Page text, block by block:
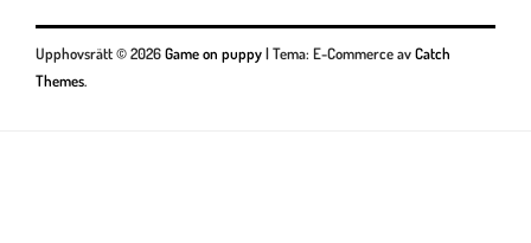
Upphovsrätt © 2026Game on puppy|Tema: E-Commerce avCatch
Themes.